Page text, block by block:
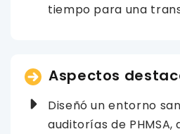
tiempo para una
Aspectos
Diseñó un entorno
auditorías de PHMSA,